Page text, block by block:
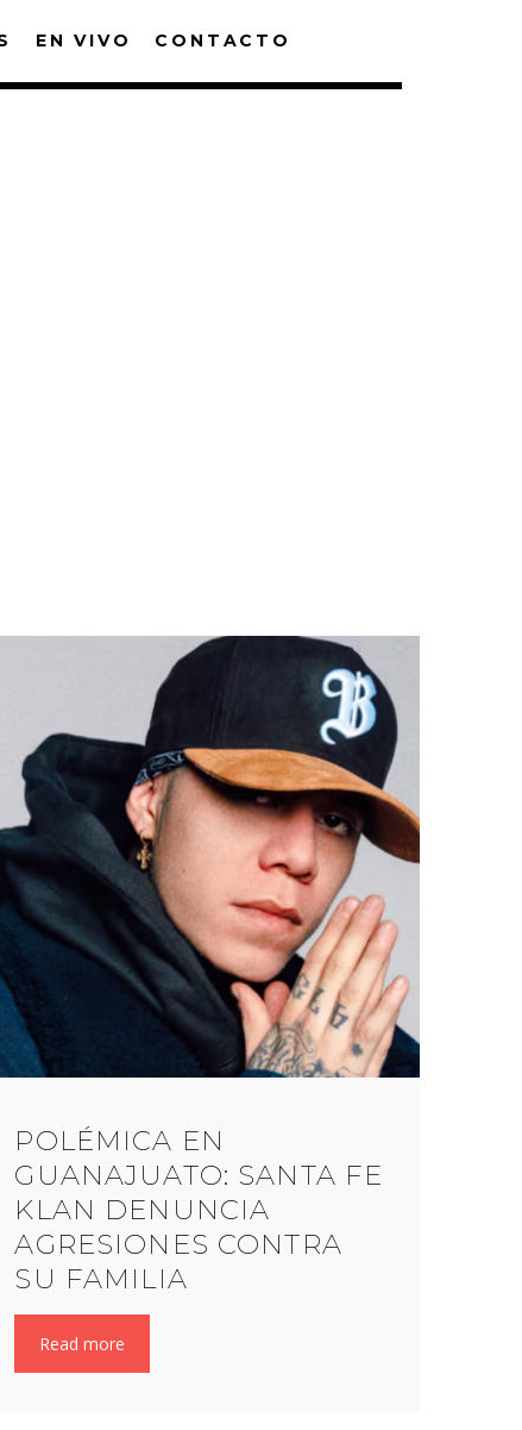
EN VIVO CONTACTO
POLÉMICA EN
GUANAJUATO: SANTA FE
KLAN DENUNCIA
AGRESIONES CONTRA
SU FAMILIA
Read more